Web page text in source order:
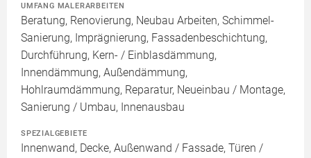
UMFANG MALERARBEITEN
Beratung, Renovierung, Neubau Arbeiten, Schimmel-
Sanierung, Imprägnierung, Fassadenbeschichtung,
Durchführung, Kern- / Einblasdämmung,
Innendämmung, Außendämmung,
Hohlraumdämmung, Reparatur, Neueinbau / Montage,
Sanierung / Umbau, Innenausbau
SPEZIALGEBIETE
Innenwand, Decke, Außenwand / Fassade, Türen /